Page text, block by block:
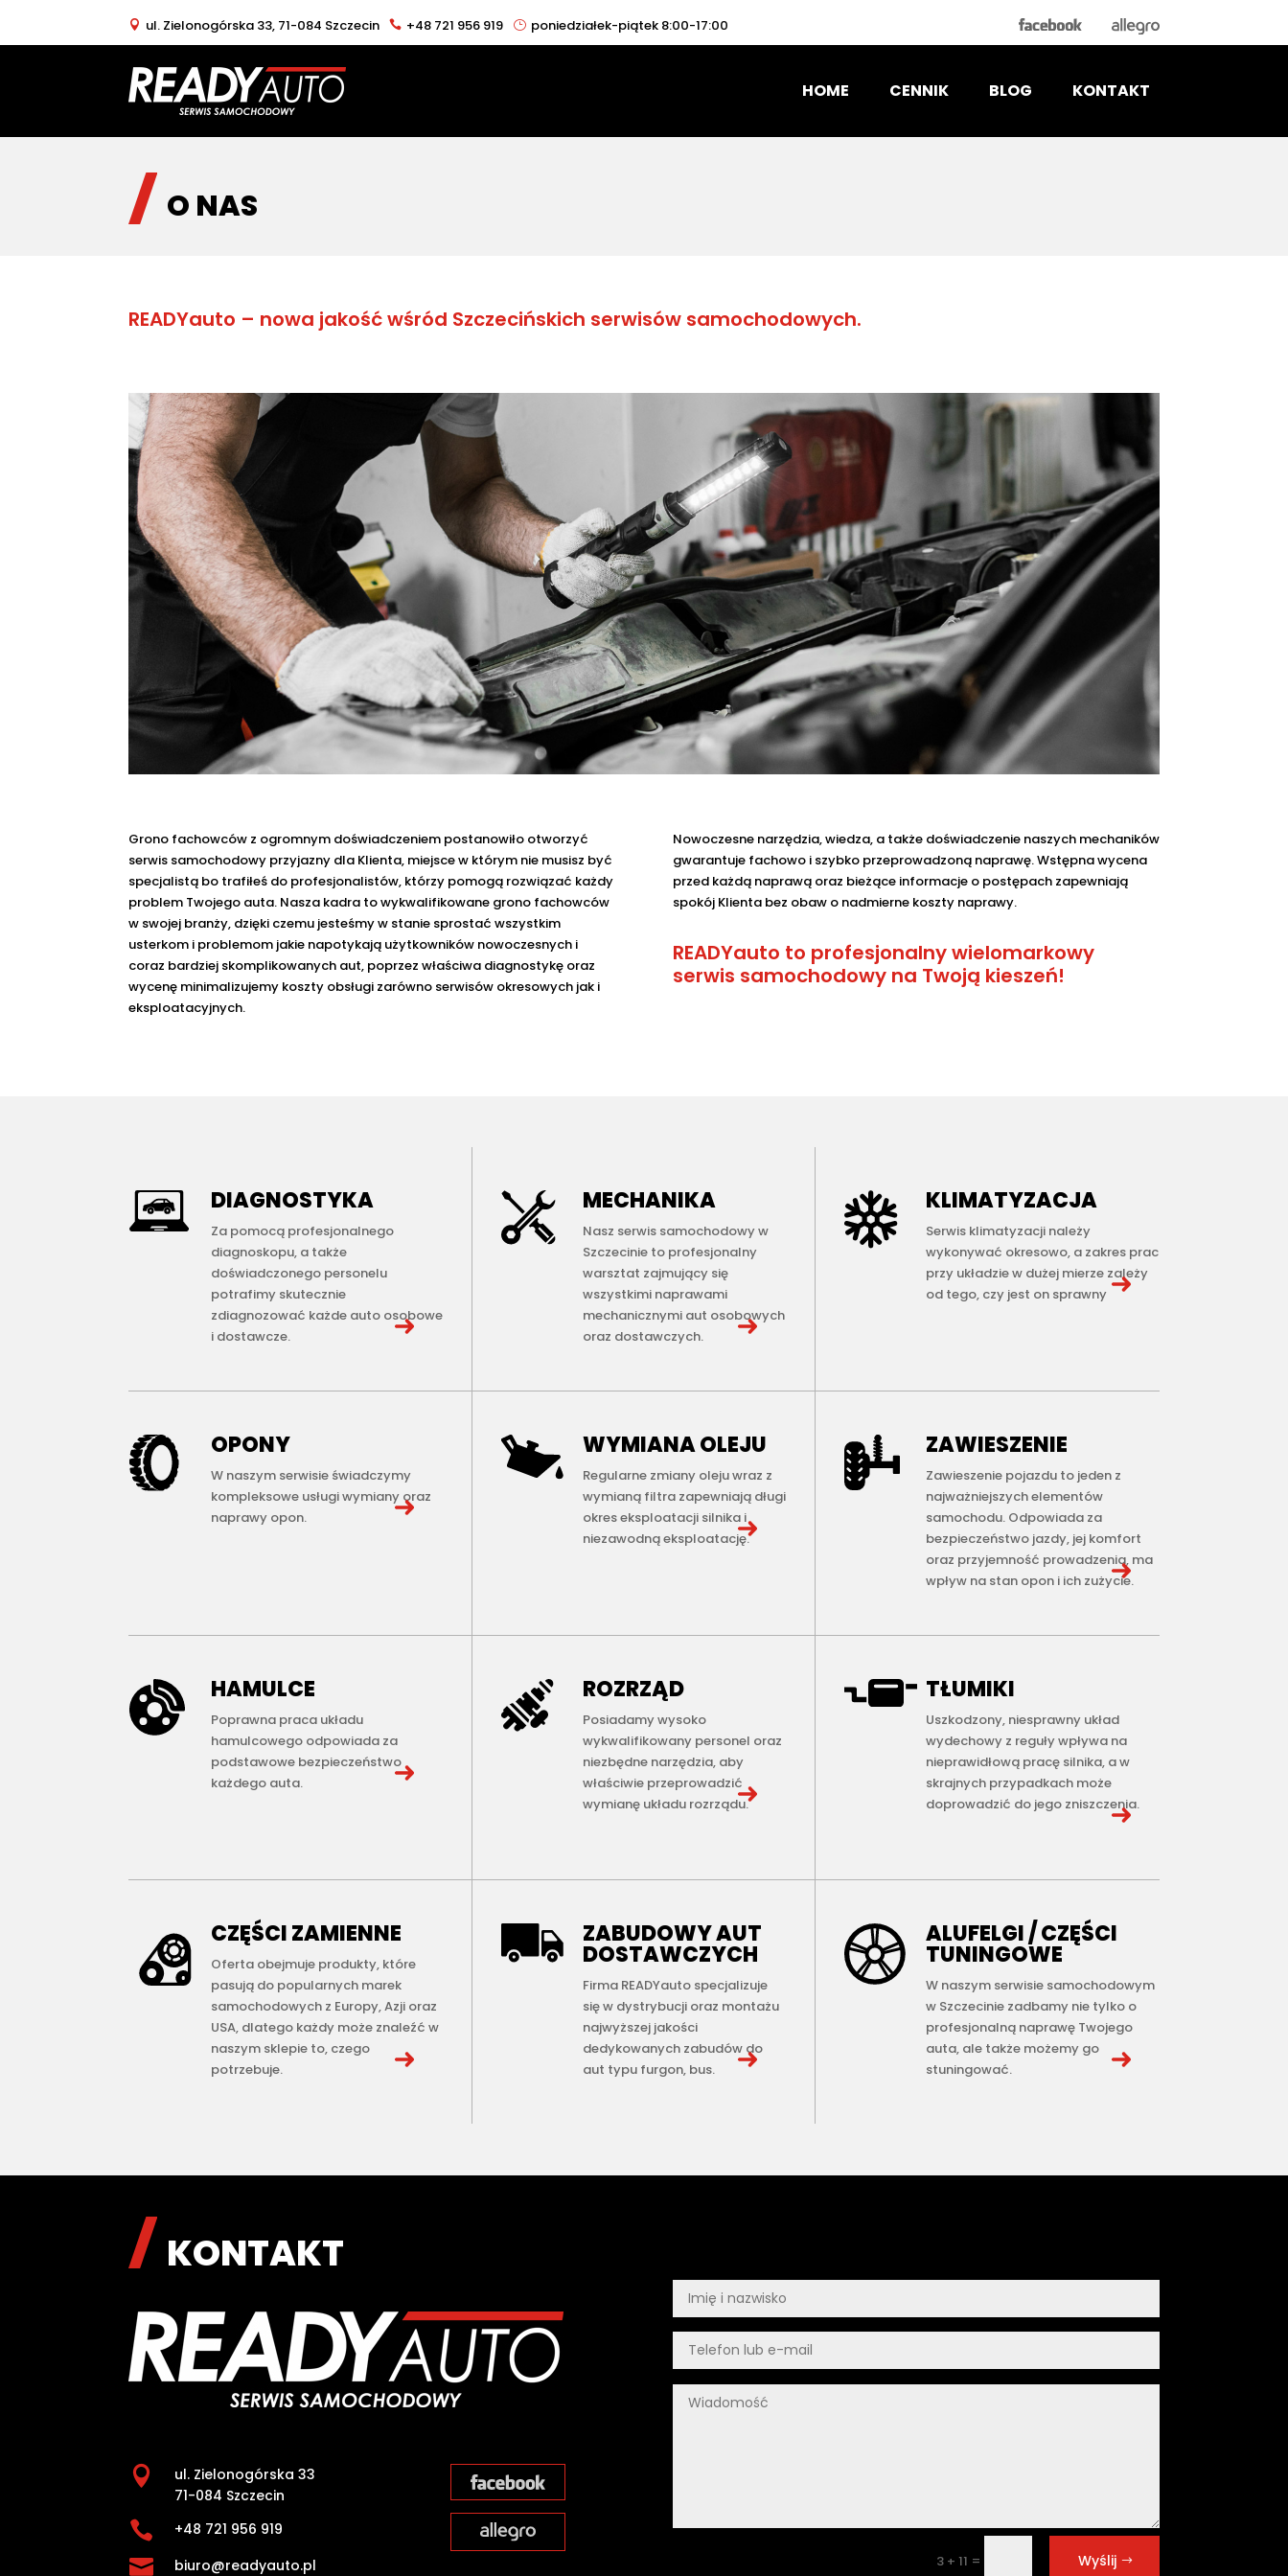
ul. Zielonogórska 33, 71-084 Szczecin +48 721 956 919 poniedziałek-piątek 8:00-17:00
HOME CENNIK BLOG KONTAKT
O NAS
READYauto – nowa jakość wśród Szczecińskich serwisów samochodowych.
Grono fachowców z ogromnym doświadczeniem postanowiło otworzyć
serwis samochodowy przyjazny dla Klienta, miejsce w którym nie musisz być
specjalistą bo trafiłeś do profesjonalistów, którzy pomogą rozwiązać każdy
problem Twojego auta. Nasza kadra to wykwalifikowane grono fachowców
w swojej branży, dzięki czemu jesteśmy w stanie sprostać wszystkim
usterkom i problemom jakie napotykają użytkowników nowoczesnych i
coraz bardziej skomplikowanych aut, poprzez właściwa diagnostykę oraz
wycenę minimalizujemy koszty obsługi zarówno serwisów okresowych jak i
eksploatacyjnych.
Nowoczesne narzędzia, wiedza, a także doświadczenie naszych mechaników
gwarantuje fachowo i szybko przeprowadzoną naprawę. Wstępna wycena
przed każdą naprawą oraz bieżące informacje o postępach zapewniają
spokój Klienta bez obaw o nadmierne koszty naprawy.
READYauto to profesjonalny wielomarkowy
serwis samochodowy na Twoją kieszeń!
DIAGNOSTYKA
Za pomocą profesjonalnego
diagnoskopu, a także
doświadczonego personelu
potrafimy skutecznie
zdiagnozować każde auto osobowe
i dostawcze.
MECHANIKA
Nasz serwis samochodowy w
Szczecinie to profesjonalny
warsztat zajmujący się
wszystkimi naprawami
mechanicznymi aut osobowych
oraz dostawczych.
KLIMATYZACJA
Serwis klimatyzacji należy
wykonywać okresowo, a zakres prac
przy układzie w dużej mierze zależy
od tego, czy jest on sprawny
OPONY
W naszym serwisie świadczymy
kompleksowe usługi wymiany oraz
naprawy opon.
WYMIANA OLEJU
Regularne zmiany oleju wraz z
wymianą filtra zapewniają długi
okres eksploatacji silnika i
niezawodną eksploatację.
ZAWIESZENIE
Zawieszenie pojazdu to jeden z
najważniejszych elementów
samochodu. Odpowiada za
bezpieczeństwo jazdy, jej komfort
oraz przyjemność prowadzenia, ma
wpływ na stan opon i ich zużycie.
HAMULCE
Poprawna praca układu
hamulcowego odpowiada za
podstawowe bezpieczeństwo
każdego auta.
ROZRZĄD
Posiadamy wysoko
wykwalifikowany personel oraz
niezbędne narzędzia, aby
właściwie przeprowadzić
wymianę układu rozrządu.
TŁUMIKI
Uszkodzony, niesprawny układ
wydechowy z reguły wpływa na
nieprawidłową pracę silnika, a w
skrajnych przypadkach może
doprowadzić do jego zniszczenia.
CZĘŚCI ZAMIENNE
Oferta obejmuje produkty, które
pasują do popularnych marek
samochodowych z Europy, Azji oraz
USA, dlatego każdy może znaleźć w
naszym sklepie to, czego
potrzebuje.
ZABUDOWY AUT
DOSTAWCZYCH
Firma READYauto specjalizuje
się w dystrybucji oraz montażu
najwyższej jakości
dedykowanych zabudów do
aut typu furgon, bus.
ALUFELGI / CZĘŚCI
TUNINGOWE
W naszym serwisie samochodowym
w Szczecinie zadbamy nie tylko o
profesjonalną naprawę Twojego
auta, ale także możemy go
stuningować.
KONTAKT

ul. Zielonogórska 33
71-084 Szczecin
 +48 721 956 919
 biuro@readyauto.pl 3 + 11 = Wyślij